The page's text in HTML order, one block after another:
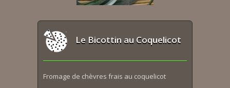
Le Bicottin au Coquelicot
Fromage de chèvres frais au coquelicot